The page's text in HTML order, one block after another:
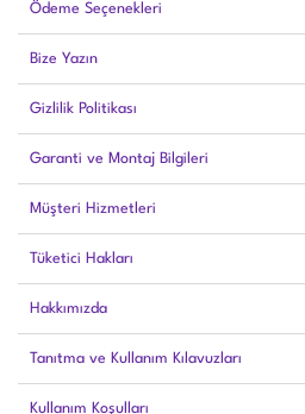
Ödeme Seçenekleri
Bize Yazın
Gizlilik Politikası
Garanti ve Montaj Bilgileri
Müşteri Hizmetleri
Tüketici Hakları
Hakkımızda
Tanıtma ve Kullanım Kılavuzları
Kullanım Koşulları